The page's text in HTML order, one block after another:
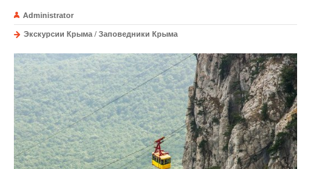
Administrator
Экскурсии Крыма / Заповедники Крыма